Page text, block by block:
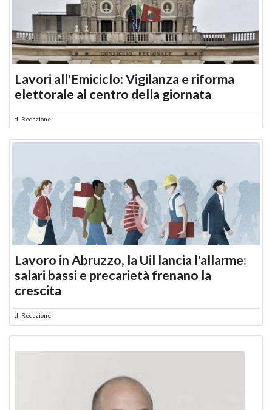
Lavori all'Emiciclo: Vigilanza e riforma
elettorale al centro della giornata
di Redazione
Lavoro in Abruzzo, la Uil lancia l'allarme:
salari bassi e precarietà frenano la
crescita
di Redazione